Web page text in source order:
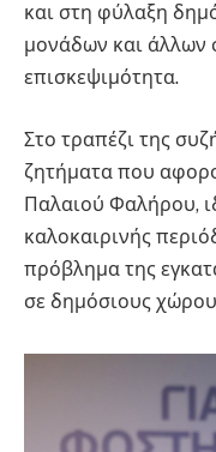
και στη φύλαξη
μονάδων και άλλων
επισκεψιμότητα.
Στο τραπέζι της
ζητήματα που
Παλαιού Φαλήρου,
καλοκαιρινής
πρόβλημα της
σε δημόσιους